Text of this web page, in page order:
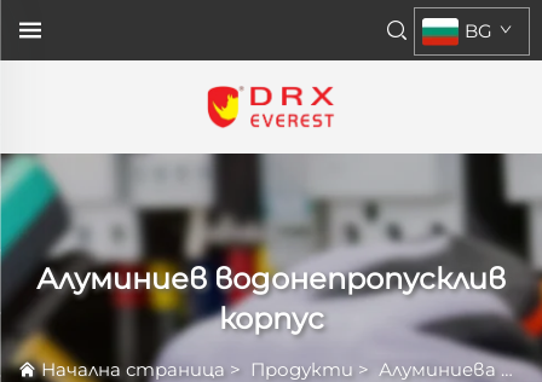
BG
Алуминиев водонепропусклив
корпус
Начална страница > Продукти > Алуминиева Ограждаща Конструкция